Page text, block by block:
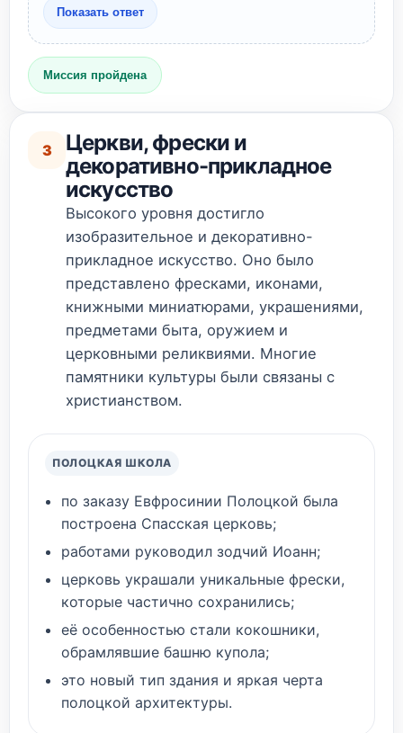
Показать ответ
Миссия пройдена
3
Церкви, фрески и
декоративно-прикладное
искусство
Высокого уровня достигло
изобразительное и декоративно-
прикладное искусство. Оно было
представлено фресками, иконами,
книжными миниатюрами, украшениями,
предметами быта, оружием и
церковными реликвиями. Многие
памятники культуры были связаны с
христианством.
ПОЛОЦКАЯ ШКОЛА
по заказу Евфросинии Полоцкой была
построена Спасская церковь;
работами руководил зодчий Иоанн;
церковь украшали уникальные фрески,
которые частично сохранились;
её особенностью стали кокошники,
обрамлявшие башню купола;
это новый тип здания и яркая черта
полоцкой архитектуры.